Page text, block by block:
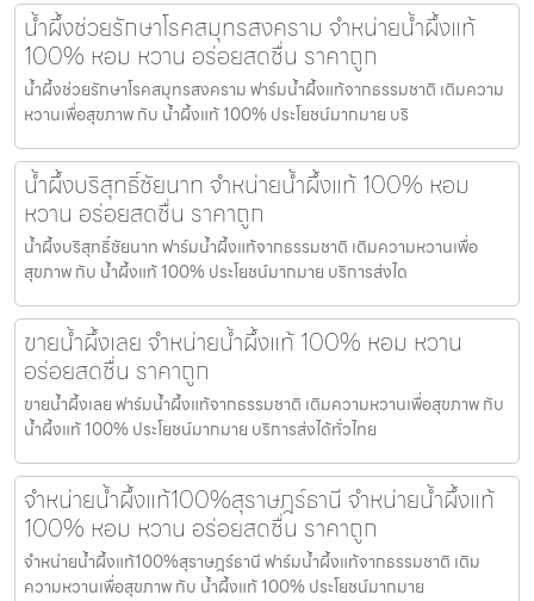
น้ำผึ้งช่วยรักษาโรคสมุทรสงคราม จำหน่ายน้ำผึ้งแท้
100% หอม หวาน อร่อยสดชื่น ราคาถูก
น้ำผึ้งช่วยรักษาโรคสมุทรสงคราม ฟาร์มน้ำผึ้งแท้จากธรรมชาติ เติมความ
หวานเพื่อสุขภาพ กับ น้ำผึ้งแท้ 100% ประโยชน์มากมาย บริ
น้ำผึ้งบริสุทธิ์ชัยนาท จำหน่ายน้ำผึ้งแท้ 100% หอม
หวาน อร่อยสดชื่น ราคาถูก
น้ำผึ้งบริสุทธิ์ชัยนาท ฟาร์มน้ำผึ้งแท้จากธรรมชาติ เติมความหวานเพื่อ
สุขภาพ กับ น้ำผึ้งแท้ 100% ประโยชน์มากมาย บริการส่งได
ขายน้ำผึ้งเลย จำหน่ายน้ำผึ้งแท้ 100% หอม หวาน
อร่อยสดชื่น ราคาถูก
ขายน้ำผึ้งเลย ฟาร์มน้ำผึ้งแท้จากธรรมชาติ เติมความหวานเพื่อสุขภาพ กับ
น้ำผึ้งแท้ 100% ประโยชน์มากมาย บริการส่งได้ทั่วไทย
จำหน่ายน้ำผึ้งแท้100%สุราษฎร์ธานี จำหน่ายน้ำผึ้งแท้
100% หอม หวาน อร่อยสดชื่น ราคาถูก
จำหน่ายน้ำผึ้งแท้100%สุราษฎร์ธานี ฟาร์มน้ำผึ้งแท้จากธรรมชาติ เติม
ความหวานเพื่อสุขภาพ กับ น้ำผึ้งแท้ 100% ประโยชน์มากมาย